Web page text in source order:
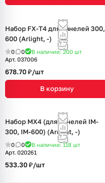
Набор FX-T4 для панелей 300,
600 (Arlight, -)
0 0 В наличии: 200 шт
Арт. 037006
678.70 ₽/шт
В корзину
Набор MX4 (для панелей IM-
300, IM-600) (Arlight, -)
0 0 В наличии: 118 шт
Арт. 020261
533.30 ₽/шт